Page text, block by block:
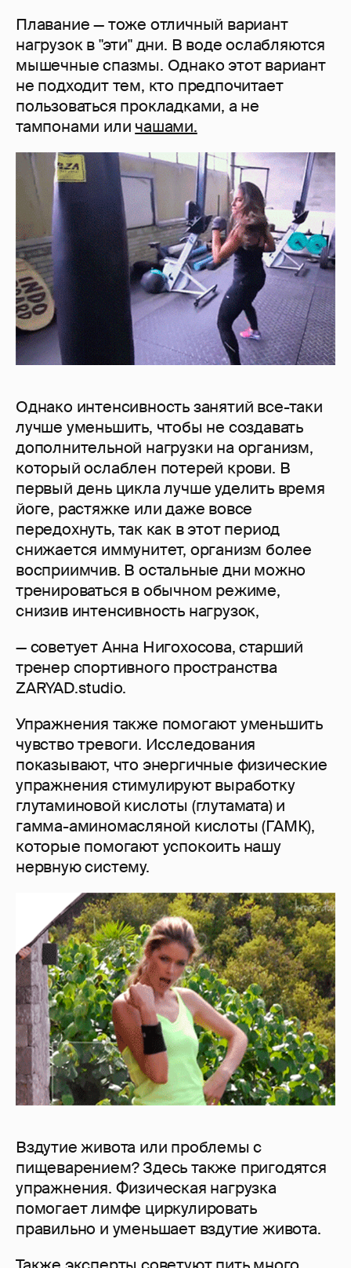
Плавание — тоже отличный вариант
нагрузок в "эти" дни. В воде ослабляются
мышечные спазмы. Однако этот вариант
не подходит тем, кто предпочитает
пользоваться прокладками, а не
тампонами или чашами.
Однако интенсивность занятий все-таки
лучше уменьшить, чтобы не создавать
дополнительной нагрузки на организм,
который ослаблен потерей крови. В
первый день цикла лучше уделить время
йоге, растяжке или даже вовсе
передохнуть, так как в этот период
снижается иммунитет, организм более
восприимчив. В остальные дни можно
тренироваться в обычном режиме,
снизив интенсивность нагрузок,
— советует Анна Нигохосова, старший
тренер спортивного пространства
ZARYAD.studio.
Упражнения также помогают уменьшить
чувство тревоги. Исследования
показывают, что энергичные физические
упражнения стимулируют выработку
глутаминовой кислоты (глутамата) и
гамма-аминомасляной кислоты (ГАМК),
которые помогают успокоить нашу
нервную систему.
Вздутие живота или проблемы с
пищеварением? Здесь также пригодятся
упражнения. Физическая нагрузка
помогает лимфе циркулировать
правильно и уменьшает вздутие живота.